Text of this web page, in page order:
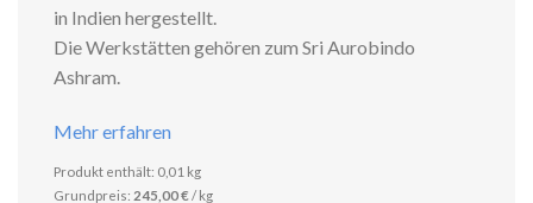
in Indien hergestellt.
Die Werkstätten gehören zum Sri Aurobindo
Ashram.
Mehr erfahren
Produkt enthält: 0,01 kg
Grundpreis: 245,00€/ kg